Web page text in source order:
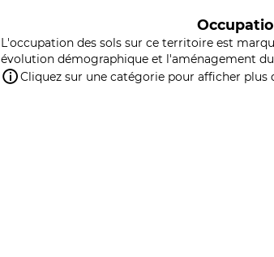
L'occupation des sols sur ce territoire est
évolution démographique et l'aménagement
Cliquez sur une catégorie pour afficher plus